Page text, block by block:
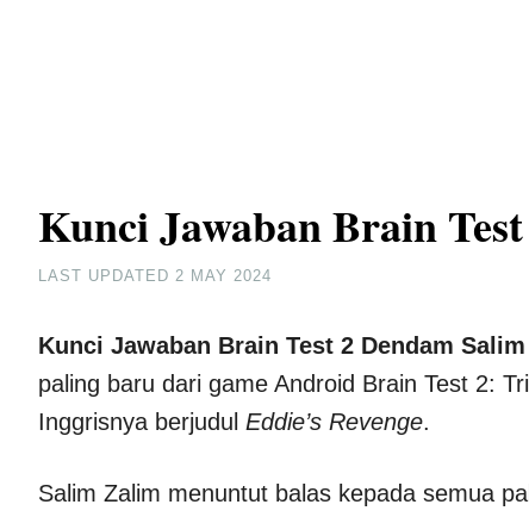
Kunci Jawaban Brain
LAST UPDATED 2 MAY 2024
Kunci Jawaban Brain Test 2 Dendam
paling baru dari game Android Brain Test 2:
Inggrisnya berjudul Eddie’s Revenge.
Salim Zalim menuntut balas kepada semua